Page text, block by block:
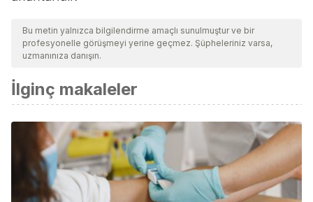
Bu metin yalnızca bilgilendirme amaçlı sunulmuştur ve bir
profesyonelle görüşmeyi yerine geçmez. Şüpheleriniz varsa,
uzmanınıza danışın.
İlginç makaleler